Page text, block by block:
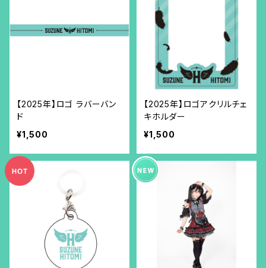
【2025年】ロゴ ラバーバン
ド
¥1,500
【2025年】ロゴアクリルチェ
キホルダー
¥1,500